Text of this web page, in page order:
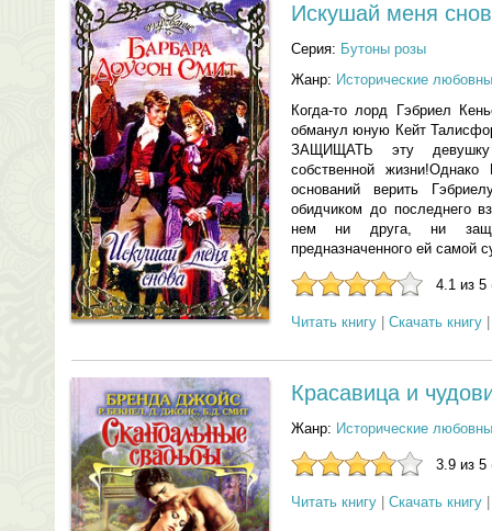
Искушай меня
Серия: Бутоны розы
Жанр: Исторические
Когда-то лорд Гэбриел
обманул юную Кейт
ЗАЩИЩАТЬ эту
собственной
оснований верить
обидчиком до последнего
нем ни друга, ни
предназначенного ей самой
4.1 из 5
Читать книгу Скачать книгу
Красавица и
Жанр: Исторические
3.9 из 5
Читать книгу Скачать книгу